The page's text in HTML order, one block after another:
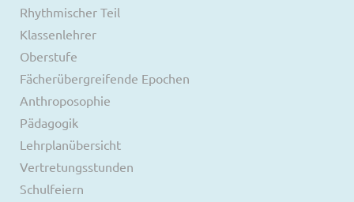
Rhythmischer Teil
Klassenlehrer
Oberstufe
Fächerübergreifende Epochen
Anthroposophie
Pädagogik
Lehrplanübersicht
Vertretungsstunden
Schulfeiern